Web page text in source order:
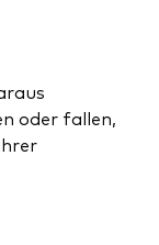
oder fallen,